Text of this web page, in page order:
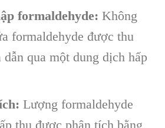
formaldehyde: Không
formaldehyde được thu
dẫn qua một dung dịch hấp
Lượng formaldehyde
thụ được phân tích bằng